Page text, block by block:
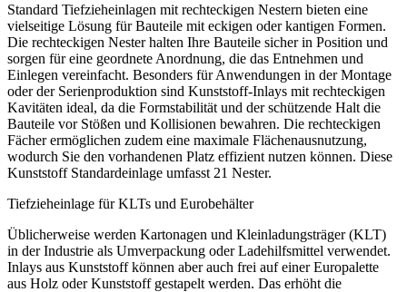
Standard Tiefzieheinlagen mit rechteckigen Nestern bieten eine
vielseitige Lösung für Bauteile mit eckigen oder kantigen Formen.
Die rechteckigen Nester halten Ihre Bauteile sicher in Position und
sorgen für eine geordnete Anordnung, die das Entnehmen und
Einlegen vereinfacht. Besonders für Anwendungen in der Montage
oder der Serienproduktion sind Kunststoff-Inlays mit rechteckigen
Kavitäten ideal, da die Formstabilität und der schützende Halt die
Bauteile vor Stößen und Kollisionen bewahren. Die rechteckigen
Fächer ermöglichen zudem eine maximale Flächenausnutzung,
wodurch Sie den vorhandenen Platz effizient nutzen können. Diese
Kunststoff Standardeinlage umfasst 21 Nester.
Tiefzieheinlage für KLTs und Eurobehälter
Üblicherweise werden Kartonagen und Kleinladungsträger (KLT)
in der Industrie als Umverpackung oder Ladehilfsmittel verwendet.
Inlays aus Kunststoff können aber auch frei auf einer Europalette
aus Holz oder Kunststoff gestapelt werden. Das erhöht die